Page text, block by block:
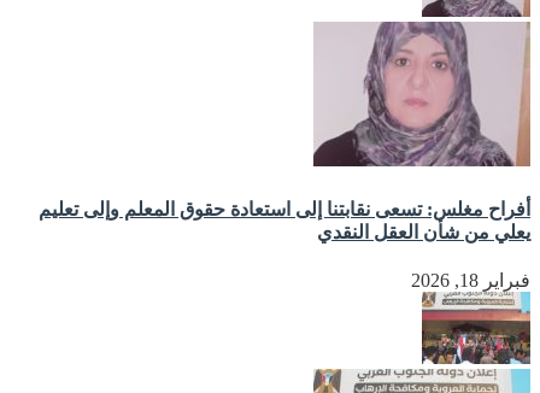
أفراح مغلس: تسعى نقابتنا إلى استعادة حقوق المعلم وإلى تعليم
يعلي من شأن العقل النقدي
فبراير 18, 2026